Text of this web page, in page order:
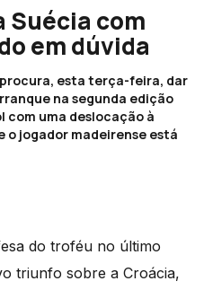
Suécia com
em dúvida
esta terça-feira, dar
na segunda edição
com uma deslocação à
o jogador madeirense está
do troféu no último
triunfo sobre a Croácia,